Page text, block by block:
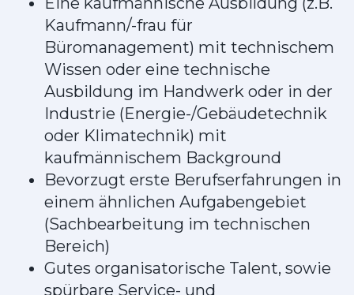
Kaufmann/-frau für
Büromanagement) mit technischem
Wissen oder eine technische
Ausbildung im Handwerk oder in der
Industrie (Energie-/Gebäudetechnik
oder Klimatechnik) mit
kaufmännischem Background
Bevorzugt erste Berufserfahrungen in
einem ähnlichen Aufgabengebiet
(Sachbearbeitung im technischen
Bereich)
Gutes organisatorische Talent, sowie
spürbare Service- und